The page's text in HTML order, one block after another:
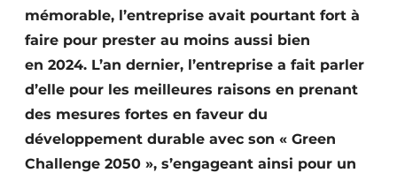
Contrôle d’accès
Éclairage
Fondations
Façades
mémorable, l’entreprise avait pourtant fort à
faire pour prester au moins aussi bien
en 2024. L’an dernier, l’entreprise a fait parler
d’elle pour les meilleures raisons en prenant
des mesures fortes en faveur du
développement durable avec son « Green
Challenge 2050 », s’engageant ainsi pour un